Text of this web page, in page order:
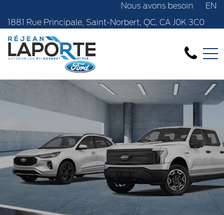
Nous avons besoin de véhicules
1881 Rue Principale, Saint-Norbert, QC, CA J0K 3C0
EN